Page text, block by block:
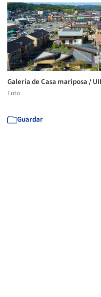
Galería de Casa mariposa /
Foto
Guardar